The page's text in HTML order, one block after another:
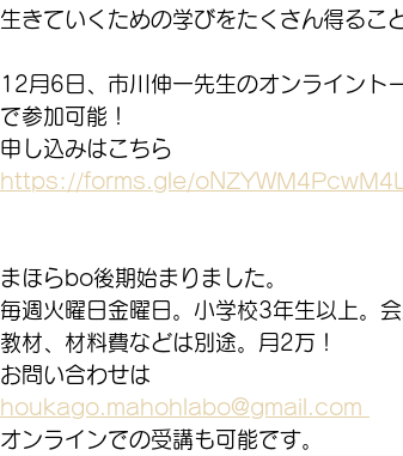
生きていくための学びをたくさん得るこ
12月6日、市川伸一先生のオンライント
で参加可能！
申し込みはこちら
https://forms.gle/
まほらbo後期始まりました。
毎週火曜日金曜日。小学校3年生以上。
教材、材料費などは別途。月2万！
お問い合わせは
houkago.mahohlabo@gmail.com
オンラインでの受講も可能です。